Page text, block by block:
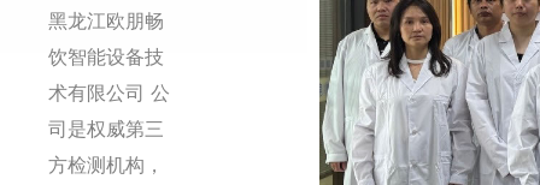
黑龙江欧朋畅
饮智能设备技
术有限公司 公
司是权威第三
方检测机构，